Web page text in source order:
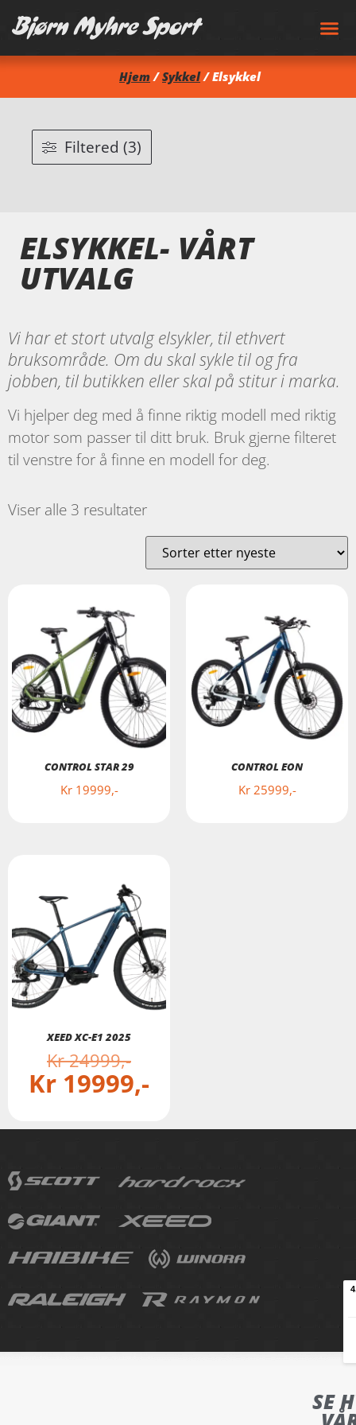
Hjem/Sykkel/ Elsykkel
Filtered (3)
ELSYKKEL- VÅRT
UTVALG
Vi har et stort utvalg elsykler, til ethvert
bruksområde. Om du skal sykle til og fra
jobben, til butikken eller skal på stitur i marka.
Vi hjelper deg med å finne riktig modell med riktig
motor som passer til ditt bruk. Bruk gjerne filteret
til venstre for å finne en modell for deg.
Viser alle 3 resultater
CONTROL STAR 29
Kr19999
CONTROL EON
Kr25999
XEED XC-E1 2025
Kr24999
Kr 19999
SE